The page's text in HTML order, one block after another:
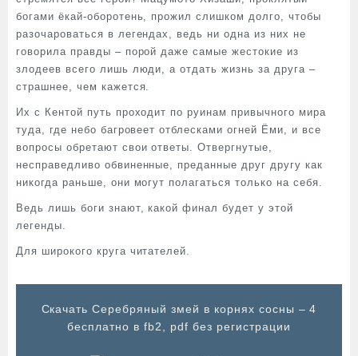
богами ёкай-оборотень, прожил слишком долго, чтобы
разочароваться в легендах, ведь ни одна из них не
говорила правды – порой даже самые жестокие из
злодеев всего лишь люди, а отдать жизнь за друга –
страшнее, чем кажется.
Их с Кентой путь проходит по руинам привычного мира
туда, где небо багровеет отблесками огней Ёми, и все
вопросы обретают свои ответы. Отвергнутые,
несправедливо обвиненные, преданные друг другу как
никогда раньше, они могут полагаться только на себя.
Ведь лишь боги знают, какой финал будет у этой
легенды.
Для широкого круга читателей.
Cкачать Серебряный змей в корнях сосны – 4
бесплатно в fb2, pdf без регистрации